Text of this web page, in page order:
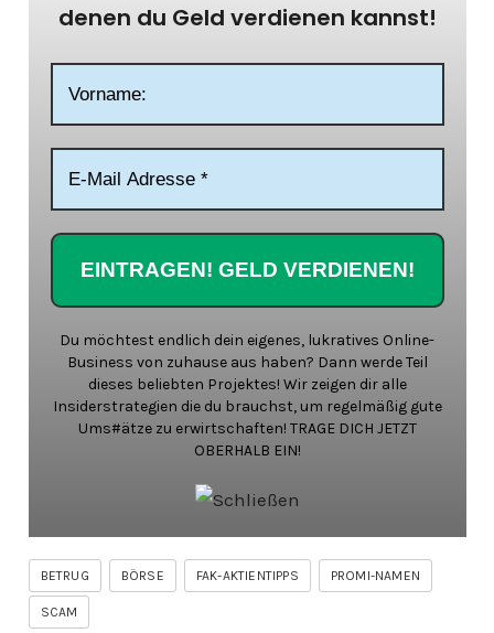
denen du Geld verdienen kannst!
Du möchtest endlich dein eigenes, lukratives Online-
Business von zuhause aus haben? Dann werde Teil
dieses beliebten Projektes! Wir zeigen dir alle
Insiderstrategien die du brauchst, um regelmäßig gute
Ums#ätze zu erwirtschaften! TRAGE DICH JETZT
OBERHALB EIN!
BETRUG BÖRSE FAK-AKTIENTIPPS PROMI-NAMEN
SCAM